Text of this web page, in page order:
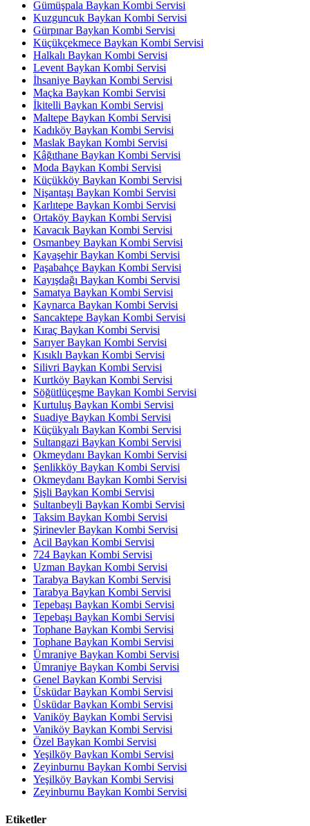
Gümüşpala Baykan Kombi Servisi
Kuzguncuk Baykan Kombi Servisi
Gürpınar Baykan Kombi Servisi
Küçükçekmece Baykan Kombi Servisi
Halkalı Baykan Kombi Servisi
Levent Baykan Kombi Servisi
İhsaniye Baykan Kombi Servisi
Maçka Baykan Kombi Servisi
İkitelli Baykan Kombi Servisi
Maltepe Baykan Kombi Servisi
Kadıköy Baykan Kombi Servisi
Maslak Baykan Kombi Servisi
Kâğıthane Baykan Kombi Servisi
Moda Baykan Kombi Servisi
Küçükköy Baykan Kombi Servisi
Nişantaşı Baykan Kombi Servisi
Karlıtepe Baykan Kombi Servisi
Ortaköy Baykan Kombi Servisi
Kavacık Baykan Kombi Servisi
Osmanbey Baykan Kombi Servisi
Kayaşehir Baykan Kombi Servisi
Paşabahçe Baykan Kombi Servisi
Kayışdağı Baykan Kombi Servisi
Samatya Baykan Kombi Servisi
Kaynarca Baykan Kombi Servisi
Sancaktepe Baykan Kombi Servisi
Kıraç Baykan Kombi Servisi
Sarıyer Baykan Kombi Servisi
Kısıklı Baykan Kombi Servisi
Silivri Baykan Kombi Servisi
Kurtköy Baykan Kombi Servisi
Söğütlüçeşme Baykan Kombi Servisi
Kurtuluş Baykan Kombi Servisi
Suadiye Baykan Kombi Servisi
Küçükyalı Baykan Kombi Servisi
Sultangazi Baykan Kombi Servisi
Okmeydanı Baykan Kombi Servisi
Şenlikköy Baykan Kombi Servisi
Okmeydanı Baykan Kombi Servisi
Şişli Baykan Kombi Servisi
Sultanbeyli Baykan Kombi Servisi
Taksim Baykan Kombi Servisi
Şirinevler Baykan Kombi Servisi
Acil Baykan Kombi Servisi
724 Baykan Kombi Servisi
Uzman Baykan Kombi Servisi
Tarabya Baykan Kombi Servisi
Tarabya Baykan Kombi Servisi
Tepebaşı Baykan Kombi Servisi
Tepebaşı Baykan Kombi Servisi
Tophane Baykan Kombi Servisi
Tophane Baykan Kombi Servisi
Ümraniye Baykan Kombi Servisi
Ümraniye Baykan Kombi Servisi
Genel Baykan Kombi Servisi
Üsküdar Baykan Kombi Servisi
Üsküdar Baykan Kombi Servisi
Vaniköy Baykan Kombi Servisi
Vaniköy Baykan Kombi Servisi
Özel Baykan Kombi Servisi
Yeşilköy Baykan Kombi Servisi
Zeyinburnu Baykan Kombi Servisi
Yeşilköy Baykan Kombi Servisi
Zeyinburnu Baykan Kombi Servisi
Etiketler